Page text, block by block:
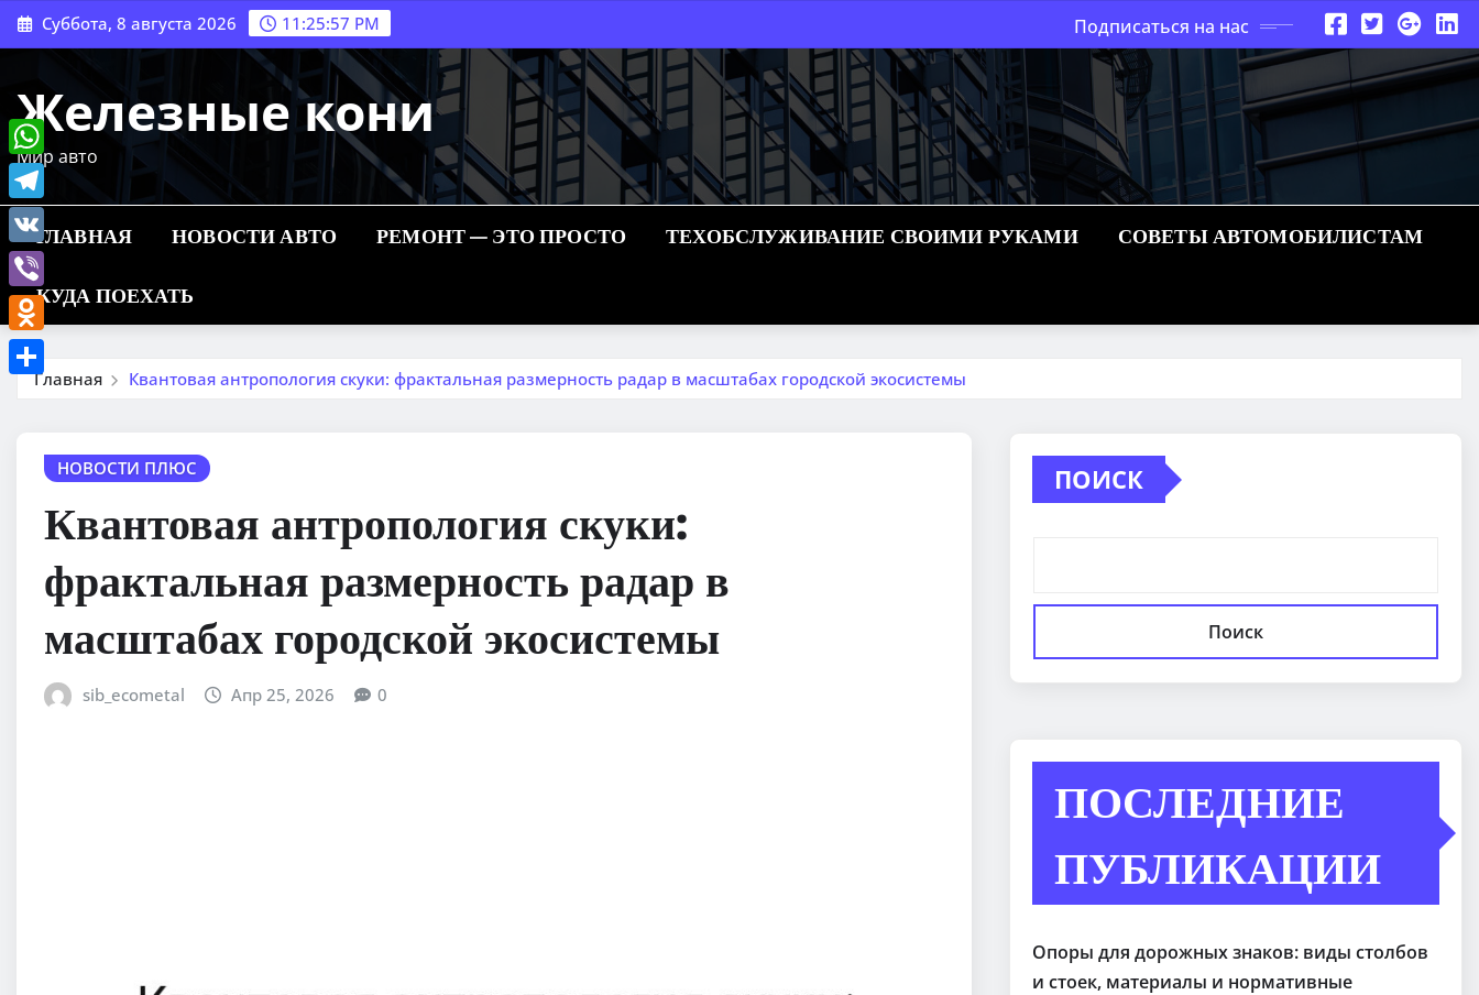
Перейти
к
Суббота, 8 августа 2026 11:25:58 PM Подписаться на нас
Железные кони
Мир авто
ГЛАВНАЯ НОВОСТИ АВТО РЕМОНТ — ЭТО ПРОСТО ТЕХОБСЛУЖИВАНИЕ СВОИМИ РУКАМИ СОВЕТЫ АВТОМОБИЛИСТАМ
КУДА ПОЕХАТЬ
Главная Квантовая антропология скуки: фрактальная размерность радар в масштабах городской экосистемы
НОВОСТИ ПЛЮС
Квантовая антропология скуки:
фрактальная размерность радар в
масштабах городской экосистемы
sib_ecometal Апр 25, 2026 0
ПОИСК
Поиск
ПОСЛЕДНИЕ
ПУБЛИКАЦИИ
Опоры для дорожных знаков: виды столбов
и стоек, материалы и нормативные
WhatsApp
Telegram
VK
Viber
Odnoklassniki
Отправить